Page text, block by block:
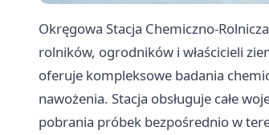
Okręgowa Stacja Chemiczno-
rolników, ogrodników i właścicieli
oferuje kompleksowe badania
nawożenia. Stacja obsługuje całe
pobrania próbek bezpośrednio w